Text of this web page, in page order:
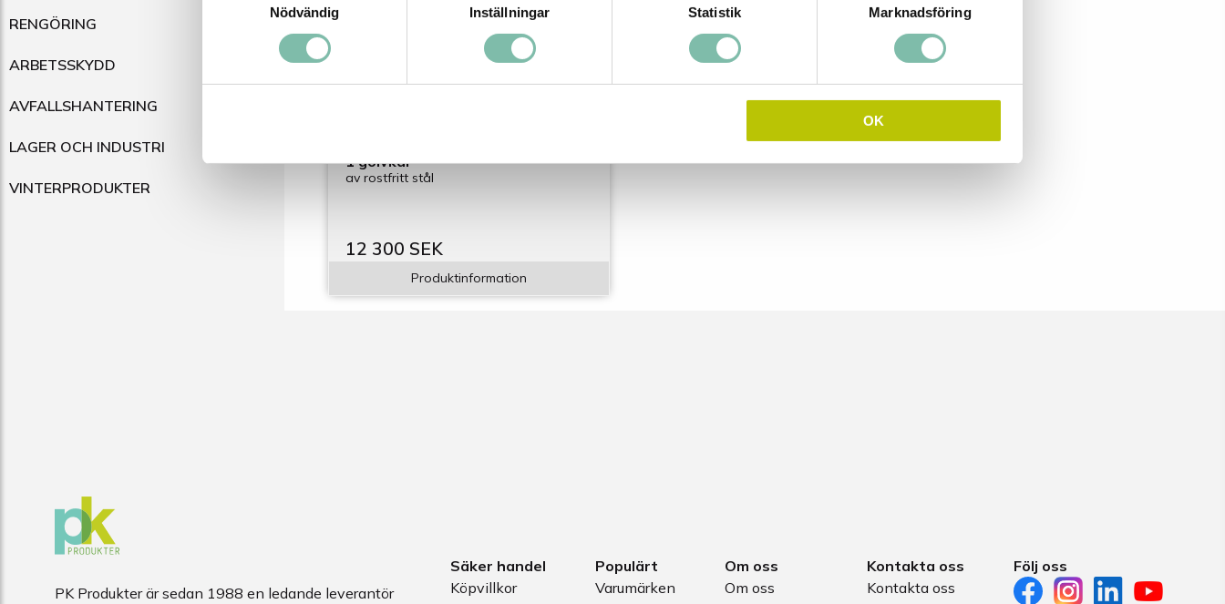
Nödvändig
Inställningar Statistik Marknadsföring
OK
RENGÖRING
ARBETSSKYDD
AVFALLSHANTERING
LAGER OCH INDUSTRI
VINTERPRODUKTER
1 golvkar
av rostfritt stål
12 300 SEK
Produktinformation
PK Produkter är sedan 1988 en ledande leverantör
Säker handel
Köpvillkor
Populärt
Varumärken
Om oss
Om oss
Kontakta oss
Kontakta oss
Följ oss